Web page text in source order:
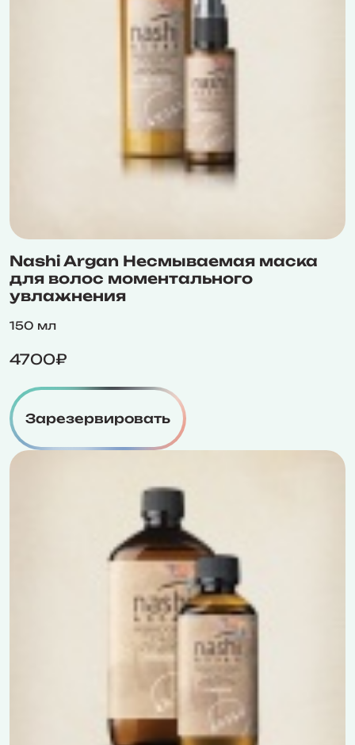
Nashi Argan Несмываемая маска
для волос моментального
увлажнения
150 мл
4700₽
Зарезервировать